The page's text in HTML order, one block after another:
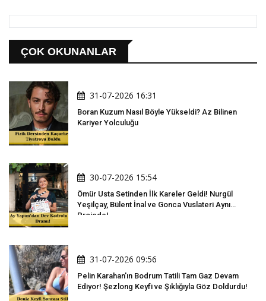
ÇOK OKUNANLAR
31-07-2026 16:31
Boran Kuzum Nasıl Böyle Yükseldi? Az Bilinen
Kariyer Yolculuğu
30-07-2026 15:54
Ömür Usta Setinden İlk Kareler Geldi! Nurgül
Yeşilçay, Bülent İnal ve Gonca Vuslateri Aynı
Projede!
31-07-2026 09:56
Pelin Karahan'ın Bodrum Tatili Tam Gaz Devam
Ediyor! Şezlong Keyfi ve Şıklığıyla Göz Doldurdu!